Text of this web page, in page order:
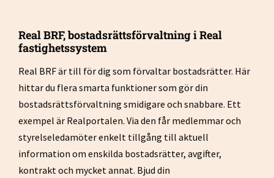
Real BRF, bostadsrättsförvaltning i Real
fastighetssystem
Real BRF är till för dig som förvaltar bostadsrätter. Här
hittar du flera smarta funktioner som gör din
bostadsrättsförvaltning smidigare och snabbare. Ett
exempel är Realportalen. Via den får medlemmar och
styrelseledamöter enkelt tillgång till aktuell
information om enskilda bostadsrätter, avgifter,
kontrakt och mycket annat. Bjud din